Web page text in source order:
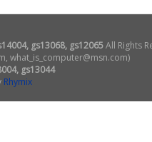
gs13068, gs12065All Rights
what_is_computer@msn.com)
gs13044
Rhymix